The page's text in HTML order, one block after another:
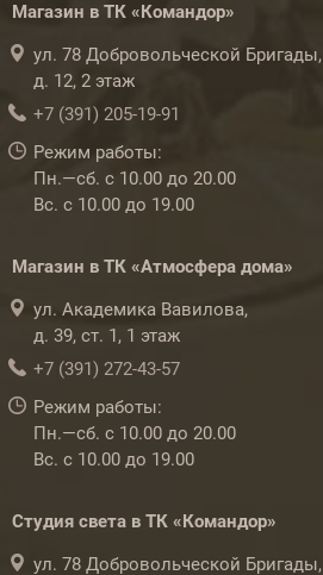
Магазин в ТК «Командор»
ул. 78 Добровольческой Бригады,
д. 12, 2 этаж
+7 (391) 205-19-91
Режим работы:
Пн.—сб. с 10.00 до 20.00
Вс. с 10.00 до 19.00
Магазин в ТК «Атмосфера дома»
ул. Академика Вавилова,
д. 39, ст. 1, 1 этаж
+7 (391) 272-43-57
Режим работы:
Пн.—сб. с 10.00 до 20.00
Вс. с 10.00 до 19.00
Студия света в ТК «Командор»
ул. 78 Добровольческой Бригады,